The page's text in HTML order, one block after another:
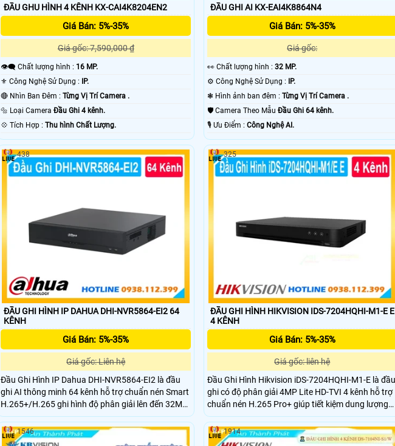
ĐẦU GHU HÌNH 4 KÊNH KX-CAI4K8204EN2
Giá Bán: 5%-35%
Giá gốc: 7,590,000 ₫
👁️‍🗨 Chất lượng hình : 16 MP.
⚜️ Công Nghệ Sử Dụng :
IP.
🔴 Nhìn Ban Đêm :Từng Vị Trí Camera .
🔩 Loại CameraĐầu Ghi 4 kênh.
️💠 Tích Hợp :Thu hình Chất Lượng.
ĐẦU GHI AI KX-EAI4K8864N4
Giá Bán: 5%-35%
Giá gốc:
️👀 Chất lượng hình : 32 MP.
⚙ Công Nghệ Sử Dụng :
IP.
❃ Hình ảnh ban đêm : Từng Vị Trí Camera .
🛡 Camera Theo Mẫu Đầu Ghi 64 kênh.
️🎙 Ưu Điểm : Công Nghệ AI.
ĐẦU GHI HÌNH IP DAHUA DHI-NVR5864-EI2 64
KÊNH
Giá Bán: 5%-35%
Giá gốc: Liên hệ
Đầu Ghi Hình IP Dahua DHI-NVR5864-EI2 là đầu
ghi AI thông minh 64 kênh hỗ trợ chuẩn nén Smart
H.265+/H.265 ghi hình độ phân giải lên đến 32MP
và xuất hình 8K HDMI. Thiết bị hỗ trợ 8 ổ cứng mỗi
ổ tối đa 20 TB tích hợp nhiều công nghệ AI Hỗ trợ
16 cổng báo động đầu vào và 8 cổng báo động
438
ĐẦU GHI HÌNH HIKVISION IDS-7204HQHI-M1-E E
4 KÊNH
Giá Bán: 5%-35%
Giá gốc: liên hệ
Đầu Ghi Hình Hikvision iDS-7204HQHI-M1-E là đầu
ghi có độ phân giải 4MP Lite HD-TVI 4 kênh hỗ trợ
chuẩn nén H.265 Pro+ giúp tiết kiệm dung lượng
lưu trữ. Tích hợp công nghệ AcuSense phân biệt
người và xe, giảm báo động giả.Hỗ trợ 1 khe cắm
cứng lên đến 10TB.
325
1546 1914